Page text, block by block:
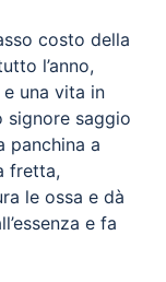
costo della
l’anno,
una vita in
signore saggio
panchina a
fretta,
le ossa e dà
e fa